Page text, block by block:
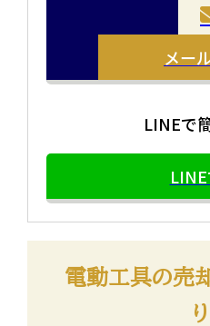
メー
LINEで
電動工具の売